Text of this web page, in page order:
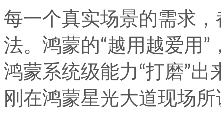
每一个真实场景的需求
法。鸿蒙的“越用越爱用
鸿蒙系统级能力“打磨”出
刚在鸿蒙星光大道现场